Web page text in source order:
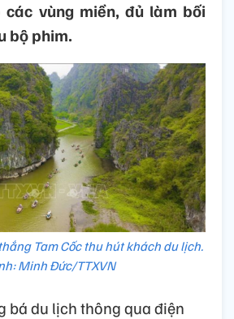
vùng miền, đủ làm bối
bộ phim.
Tam Cốc thu hút khách du lịch.
Minh Đức/TTXVN
bá du lịch thông qua điện